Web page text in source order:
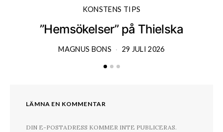
KONSTENS TIPS
”Hemsökelser” på Thielska
MAGNUS BONS 29 JULI 2026
LÄMNA EN KOMMENTAR
DIN E-POSTADRESS KOMMER INTE PUBLICERAS.